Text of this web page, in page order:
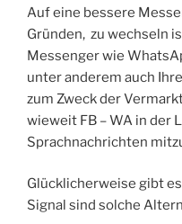
Auf eine bessere
Gründen, zu wechseln
Messenger wie
unter anderem auch
zum Zweck der
wieweit FB – WA in der
Sprachnachrichten
Glücklicherweise gibt
Signal sind solche